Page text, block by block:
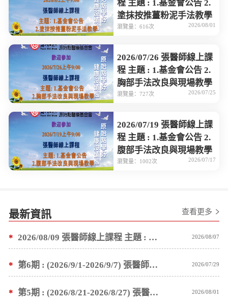
程 主題 : 1.基金會公告 2.
塗抹按推薑粉泥手法教學
瀏覽量：616次 2026/08/01
2026/07/26 張醫師線上課
程 主題 : 1.基金會公告 2.
胸部手法改良與現場教學
瀏覽量：727次 2026/07/25
2026/07/19 張醫師線上課
程 主題 : 1.基金會公告 2.
腹部手法改良與現場教學
瀏覽量：1002次 2026/07/17
最新資訊 查看更多
* 2026/08/09 張醫師線上課程 主題 : 褥瘡案例後續追蹤 及按推方法 2026/08/07
* 第6期 : (2026/9/1-2026/9/7) 張醫師親自培訓手法 廣州基礎班7 天錄取名單公告 2026/07/29
* 第5期 : (2026/8/21-2026/8/27) 張醫師親自培訓手法 廣州基礎班7 天錄取名單公告 2026/08/01